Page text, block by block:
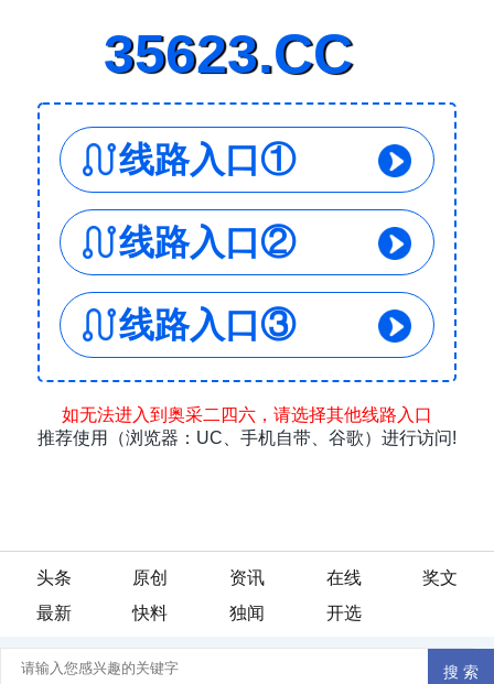
头条 原创 资讯 在线
奖文
最新
快料 独闻 开选